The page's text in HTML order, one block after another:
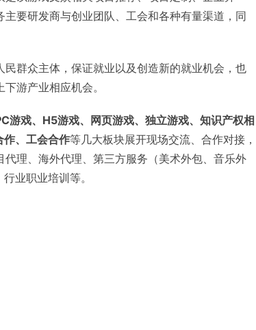
要研发商与创业团队、工会和各种有量渠道，同
群众主体，保证就业以及创造新的就业机会，也
游产业相应机会。
游戏、H5游戏、网页游戏、独立游戏、知识产权相
作、工会合作等几大板块展开现场交流、合作对接，
理、海外代理、第三方服务（美术外包、音乐外
业职业培训等。